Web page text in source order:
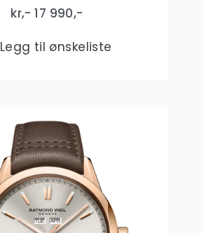
kr,- 17 990,-
Legg til ønskeliste